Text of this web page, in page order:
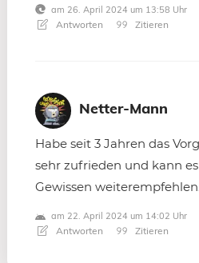
am 26. April 2024 um 13:58 Uhr
Antworten Zitieren
Netter-Mann
Habe seit 3 Jahren das
sehr zufrieden und kann
Gewissen
am 22. April 2024 um 14:02 Uhr
Antworten Zitieren